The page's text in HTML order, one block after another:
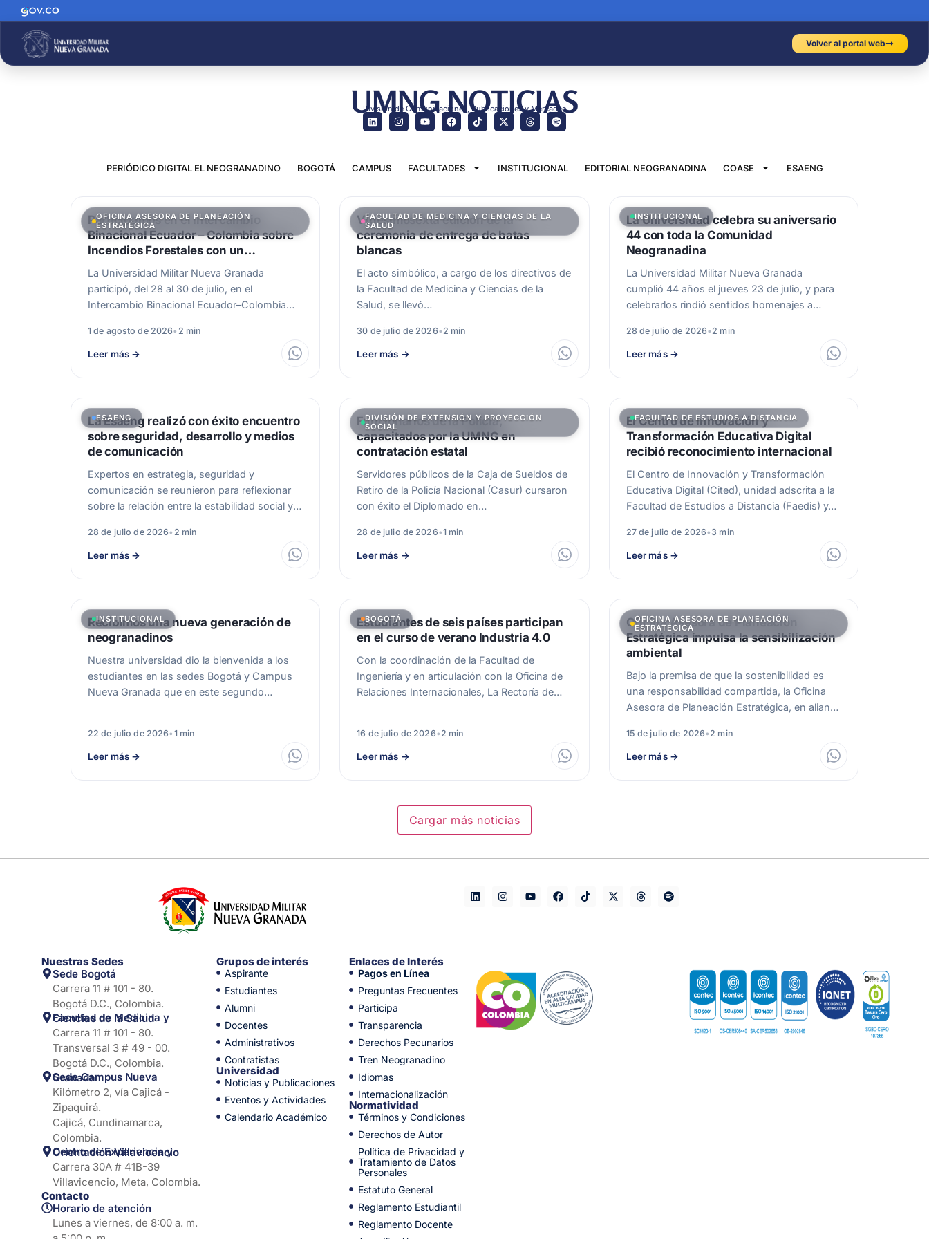
Volver al portal web
UMNG NOTICIAS
División de Comunicaciones, Publicaciones y Mercadeo
PERIÓDICO DIGITAL EL NEOGRANADINO BOGOTÁ CAMPUS FACULTADES INSTITUCIONAL EDITORIAL NEOGRANADINA COASE ESAENG
OFICINA ASESORA DE PLANEACIÓN
ESTRATÉGICA
Participamos en el Intercambio
Binacional Ecuador – Colombia sobre
Incendios Forestales con un
La Universidad Militar Nueva Granada
participó, del 28 al 30 de julio, en el
Intercambio Binacional Ecuador–Colombia
1 de agosto de 2026• 2 min
Leer más →
FACULTAD DE MEDICINA Y CIENCIAS DE LA
SALUD
Vigesimosexta edición de la
ceremonia de entrega de batas
blancas
El acto simbólico, a cargo de los directivos de
la Facultad de Medicina y Ciencias de la
Salud, se llevó…
30 de julio de 2026• 2 min
Leer más →
INSTITUCIONAL
La Universidad celebra su aniversario
44 con toda la Comunidad
Neogranadina
La Universidad Militar Nueva Granada
cumplió 44 años el jueves 23 de julio, y para
celebrarlos rindió sentidos homenajes a…
28 de julio de 2026• 2 min
Leer más →
ESAENG
La Esaeng realizó con éxito encuentro
sobre seguridad, desarrollo y medios
de comunicación
Expertos en estrategia, seguridad y
comunicación se reunieron para reflexionar
sobre la relación entre la estabilidad social y
28 de julio de 2026• 2 min
Leer más →
DIVISIÓN DE EXTENSIÓN Y PROYECCIÓN
SOCIAL
Funcionarios de la Policía,
capacitados por la UMNG en
contratación estatal
Servidores públicos de la Caja de Sueldos de
Retiro de la Policía Nacional (Casur) cursaron
con éxito el Diplomado en…
28 de julio de 2026•1 min
Leer más →
FACULTAD DE ESTUDIOS A DISTANCIA
El Centro de Innovación y
Transformación Educativa Digital
recibió reconocimiento internacional
El Centro de Innovación y Transformación
Educativa Digital (Cited), unidad adscrita a la
Facultad de Estudios a Distancia (Faedis) y…
27 de julio de 2026• 3 min
Leer más →
INSTITUCIONAL
Recibimos una nueva generación de
neogranadinos
Nuestra universidad dio la bienvenida a los
estudiantes en las sedes Bogotá y Campus
Nueva Granada que en este segundo…
22 de julio de 2026• 1 min
Leer más →
BOGOTÁ
Estudiantes de seis países participan
en el curso de verano Industria 4.0
Con la coordinación de la Facultad de
Ingeniería y en articulación con la Oficina de
Relaciones Internacionales, La Rectoría de…
16 de julio de 2026• 2 min
Leer más →
OFICINA ASESORA DE PLANEACIÓN
ESTRATÉGICA
Oficina Asesora de Planeación
Estratégica impulsa la sensibilización
ambiental
Bajo la premisa de que la sostenibilidad es
una responsabilidad compartida, la Oficina
Asesora de Planeación Estratégica, en alianza
15 de julio de 2026• 2 min
Leer más →
Cargar más noticias
Nuestras Sedes
Sede Bogotá
Carrera 11 # 101 - 80.
Bogotá D.C., Colombia.
Facultad de Medicina y Ciencias de la Salud
Carrera 11 # 101 - 80.
Transversal 3 # 49 - 00.
Bogotá D.C., Colombia.
Sede Campus Nueva Granada
Kilómetro 2, vía Cajicá -
Zipaquirá.
Cajicá, Cundinamarca,
Colombia.
Centro de Experiencia y Orientación Villavicencio
Carrera 30A # 41B-39
Villavicencio, Meta, Colombia.
Contacto
Horario de atención
Lunes a viernes, de 8:00 a. m.
Grupos de interés
Aspirante
Estudiantes
Alumni
Docentes
Administrativos
Contratistas
Universidad
Noticias y Publicaciones
Eventos y Actividades
Calendario Académico
Enlaces de Interés
Pagos en Línea
Preguntas Frecuentes
Participa
Transparencia
Derechos Pecunarios
Tren Neogranadino
Idiomas
Internacionalización
Normatividad
Términos y Condiciones
Derechos de Autor
Política de Privacidad y
Tratamiento de Datos
Personales
Estatuto General
Reglamento Estudiantil
Reglamento Docente